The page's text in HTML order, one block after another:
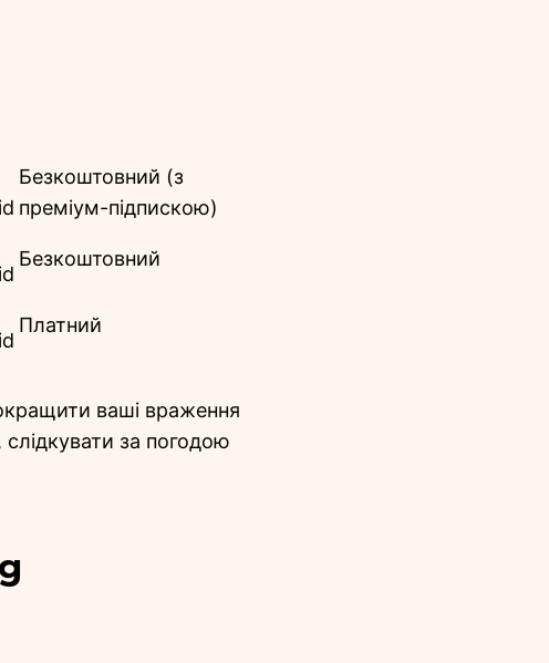
Безкоштовний (з
преміум-підпискою)
Безкоштовний
Платний
ваші враження
за погодою